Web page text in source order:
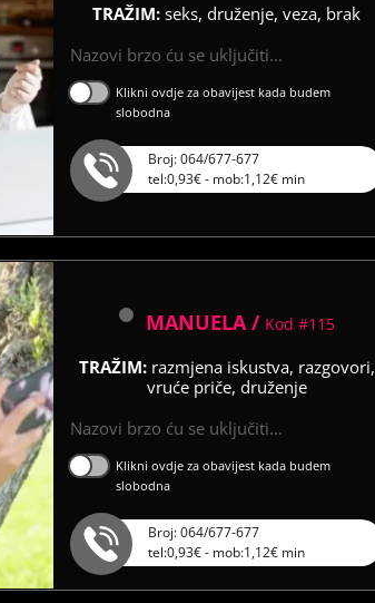
TRAŽIM:seks, druženje, veza, brak
Nazovi brzo ću se uključiti...
Klikni ovdje za obavijest kada budem
slobodna
Broj: 064/677-677
tel:0,93€ - mob:1,12€ min
MANUELA / Kod #115
TRAŽIM: razmjena iskustva, razgovori,
vruće priče, druženje
Nazovi brzo ću se uključiti...
Klikni ovdje za obavijest kada budem
slobodna
Broj: 064/677-677
tel:0,93€ - mob:1,12€ min